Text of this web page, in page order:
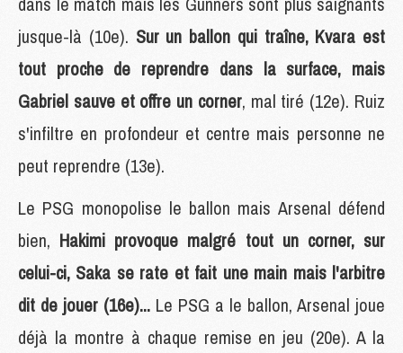
jusque-là (10e). Sur un ballon qui traîne, Kvara est
tout proche de reprendre dans la surface, mais
Gabriel sauve et offre un corner, mal tiré (12e). Ruiz
s'infiltre en profondeur et centre mais personne ne
peut reprendre (13e).
Le PSG monopolise le ballon mais Arsenal défend
bien, Hakimi provoque malgré tout un corner, sur
celui-ci, Saka se rate et fait une main mais l'arbitre
dit de jouer (16e)... Le PSG a le ballon, Arsenal joue
déjà la montre à chaque remise en jeu (20e). A la